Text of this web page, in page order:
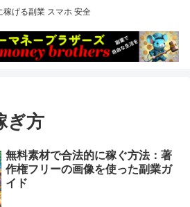
稼げる副業 スマホ 安全
ぎ方
無料素材で合法的に稼ぐ方法：著
作権フリーの画像を使った副業ガ
イド